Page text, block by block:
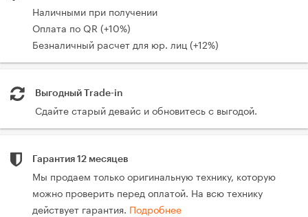
Наличными при получении
Оплата по QR (+10%)
Безналичный расчет для юр. лиц (+12%)
Выгодный Trade-in
Сдайте старый девайс и обновитесь с выгодой.
Гарантия 12 месяцев
Мы продаем только оригинальную технику, которую
можно проверить перед оплатой. На всю технику
действует гарантия. Подробнее